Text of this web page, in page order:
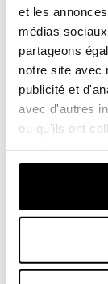
et les
médias
partageons
notre site avec
publicité et
avec d'autres
ou qu'ils ont
De
Est :
Ville de